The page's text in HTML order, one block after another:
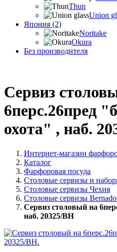
Thun
Union
Япония (2)
Noritake
Okura
Без производителя
Сервиз
6перс.26пред
охота" , наб.
Интернет-магазин
Каталог
Фарфоровая посуда
Столовые сервизы и
Столовые сервизы Чехия
Столовые сервизы
Сервиз столовый на
наб. 20325/BH